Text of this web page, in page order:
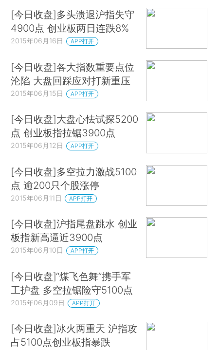
[今日收盘]多头溃退沪指失守
4900点 创业板两日连跌8%
2015年06月16日 APP打开
[今日收盘]各大指数重要点位
沦陷 大盘回踩应对打新重压
2015年06月15日 APP打开
[今日收盘]大盘心怯试探5200
点 创业板指拉锯3900点
2015年06月12日 APP打开
[今日收盘]多空拉力激战5100
点 逾200只个股涨停
2015年06月11日 APP打开
[今日收盘]沪指尾盘跳水 创业
板指新高逼近3900点
2015年06月10日 APP打开
[今日收盘]“煤飞色舞”携手军
工护盘 多空拉锯险守5100点
2015年06月09日 APP打开
[今日收盘]冰火两重天 沪指攻
占5100点创业板指暴跌